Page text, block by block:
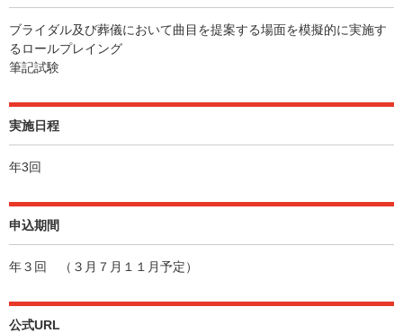
ブライダル及び葬儀において曲目を提案する場面を模擬的に実施す
るロールプレイング
筆記試験
実施日程
年3回
申込期間
年３回 （３月７月１１月予定）
公式URL